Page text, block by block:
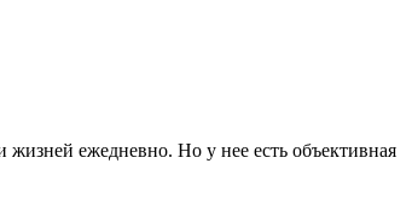
жизней ежедневно. Но у нее есть объективная